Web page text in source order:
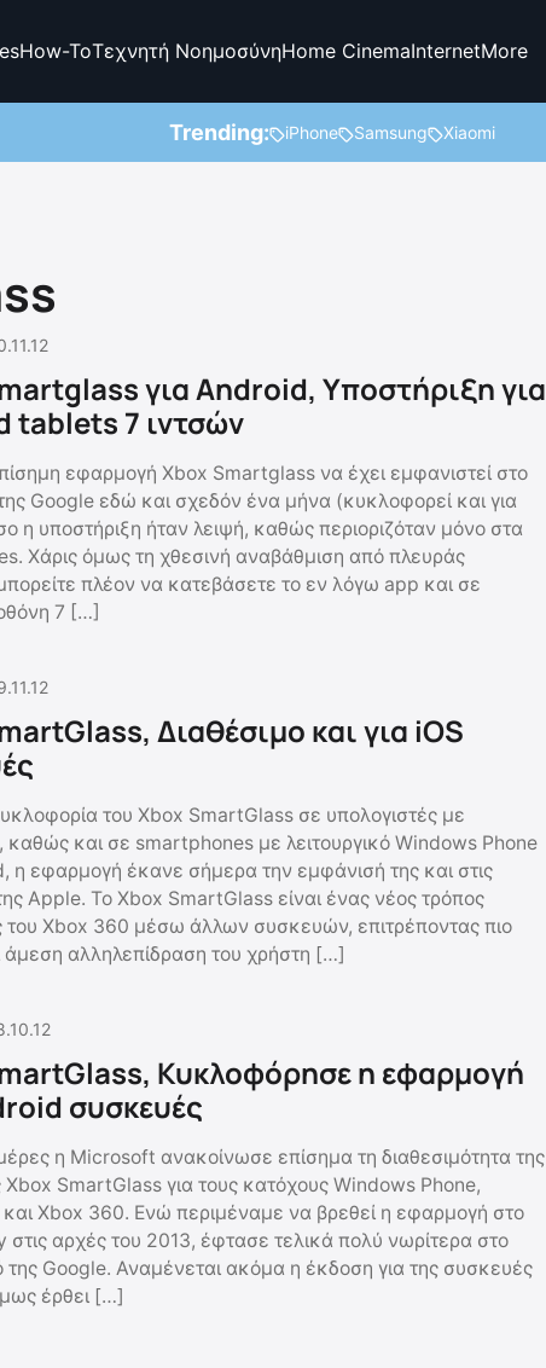
How-ToΤεχνητή ΝοημοσύνηHome CinemaInternetMore
Trending: iPhone Samsung Xiaomi
για Android, Υποστήριξη για
tablets 7 ιντσών
εφαρμογή Xbox Smartglass να έχει εμφανιστεί στο
Google εδώ και σχεδόν ένα μήνα (κυκλοφορεί και για
η υποστήριξη ήταν λειψή, καθώς περιοριζόταν μόνο στα
Χάρις όμως τη χθεσινή αναβάθμιση από πλευράς
πλέον να κατεβάσετε το εν λόγω app και σε
7 […]
Διαθέσιμο και για iOS
του Xbox SmartGlass σε υπολογιστές με
και σε smartphones με λειτουργικό Windows Phone
η εφαρμογή έκανε σήμερα την εμφάνισή της και στις
Apple. Το Xbox SmartGlass είναι ένας νέος τρόπος
του Xbox 360 μέσω άλλων συσκευών, επιτρέποντας πιο
άμεση αλληλεπίδραση του χρήστη […]
Κυκλοφόρησε η εφαρμογή
συσκευές
η Microsoft ανακοίνωσε επίσημα τη διαθεσιμότητα της
SmartGlass για τους κατόχους Windows Phone,
Xbox 360. Ενώ περιμέναμε να βρεθεί η εφαρμογή στο
στις αρχές του 2013, έφτασε τελικά πολύ νωρίτερα στο
της Google. Αναμένεται ακόμα η έκδοση για της συσκευές
έρθει […]